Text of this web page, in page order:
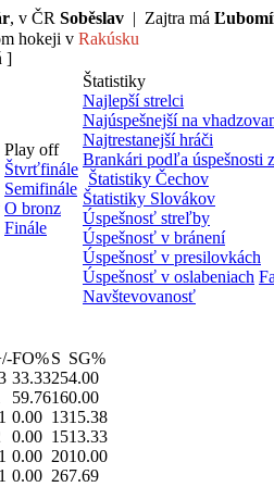
, v ČR Soběslav | Zajtra má
hokeji v Rakúsku
]
Play off
Štvrťfinále
Semifinále
O bronz
Finále
Štatistiky
Najlepší strelci
Najúspešnejší na
Najtrestanejší hráči
Brankári podľa úspešnosti
Štatistiky Čechov
Štatistiky Slovákov
Úspešnosť streľby
Úspešnosť v bránení
Úspešnosť v presilovkách
Úspešnosť v oslabeniach
Navštevovanosť
FO%S SG%
33.33254.00
59.76160.00
0.00 1315.38
0.00 1513.33
0.00 2010.00
0.00 267.69